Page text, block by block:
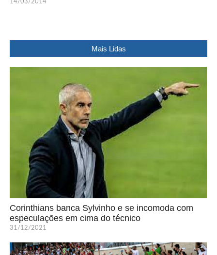
14/03/2014
Mais Lidas
Corinthians banca Sylvinho e se incomoda com
especulações em cima do técnico
31/12/2021